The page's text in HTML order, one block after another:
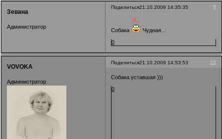
Поделиться 9
21.10.2009 14:35:35
Зевана
Администратор
Собака
Чудная...
0
Поделиться 10
21.10.2009 14:53:53
VOVOKA
Администратор
Собака уставшая )))
0